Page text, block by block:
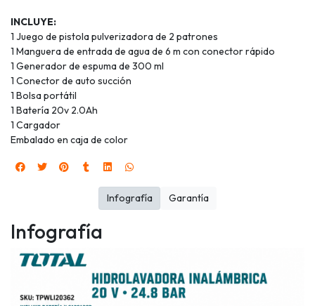
INCLUYE:
1 Juego de pistola pulverizadora de 2 patrones
1 Manguera de entrada de agua de 6 m con conector rápido
1 Generador de espuma de 300 ml
1 Conector de auto succión
1 Bolsa portátil
1 Batería 20v 2.0Ah
1 Cargador
Embalado en caja de color
Infografía
Infografía Garantía